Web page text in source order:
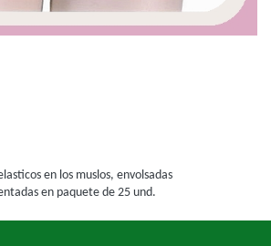
en los muslos, envolsadas
en paquete de 25 und.